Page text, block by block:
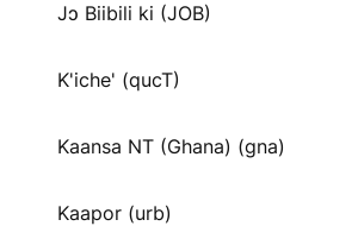
Jɔ Biibili ki (JOB)
K'iche' (qucT)
Kaansa NT (Ghana) (gna)
Kaapor (urb)